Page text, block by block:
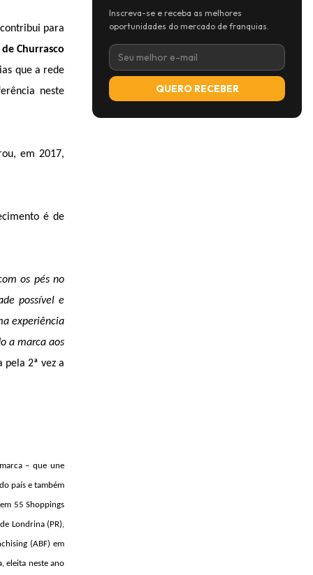
para
Churrasco
que a rede
neste
em 2017,
é de
os pés no
possível e
experiência
a marca aos
pela 2ª vez a
– que une
país e também
55 Shoppings
Londrina (PR),
(ABF) em
eleita neste ano
Inscreva-se e receba as melhores
oportunidades do mercado de franquias.
QUERO RECEBER